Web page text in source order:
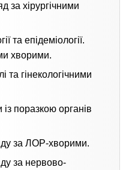
за хірургічними
та епідеміології.
хворими.
та гінекологічними
поразкою органів
за ЛОР-хворими.
за нервово-